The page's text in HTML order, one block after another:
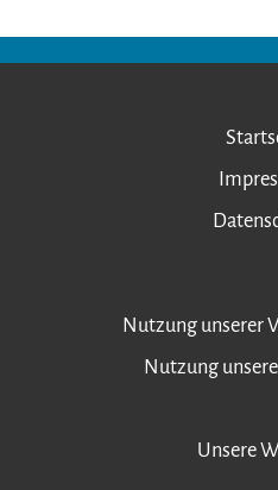
Nutzung unserer
Nutzung
Unsere